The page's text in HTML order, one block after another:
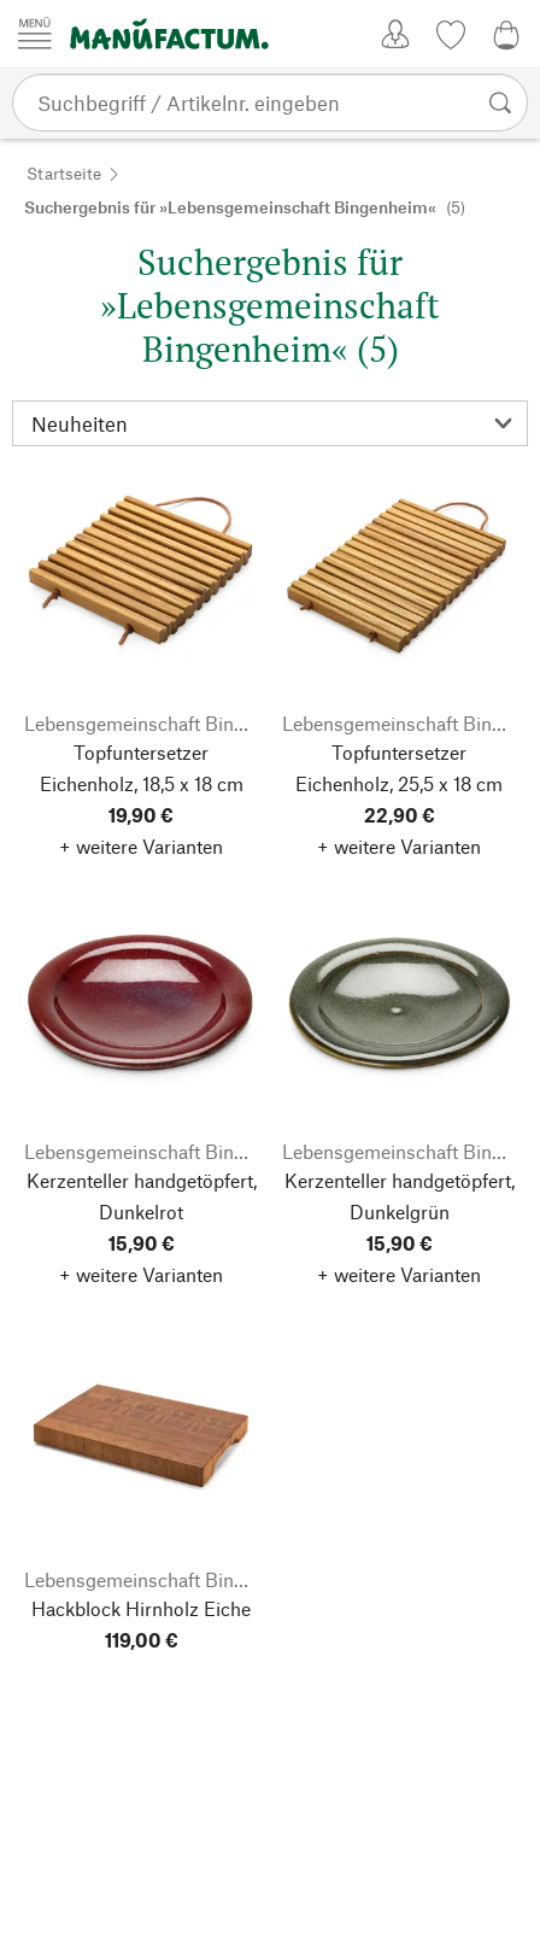
Zum Inhalt springen
Startseite
Suchergebnis für »Lebensgemeinschaft Bingenheim« (5)
Suchergebnis für
»Lebensgemeinschaft
Bingenheim« (5)
Lebensgemeinschaft Bingenheim
Topfuntersetzer
Eichenholz, 18,5 x 18 cm
19,90 €
+ weitere Varianten
Lebensgemeinschaft Bingenheim
Topfuntersetzer
Eichenholz, 25,5 x 18 cm
22,90 €
+ weitere Varianten
Lebensgemeinschaft Bingenheim
Kerzenteller handgetöpfert,
Dunkelrot
15,90 €
+ weitere Varianten
Lebensgemeinschaft Bingenheim
Kerzenteller handgetöpfert,
Dunkelgrün
15,90 €
+ weitere Varianten
Lebensgemeinschaft Bingenheim
Hackblock Hirnholz Eiche
119,00 €